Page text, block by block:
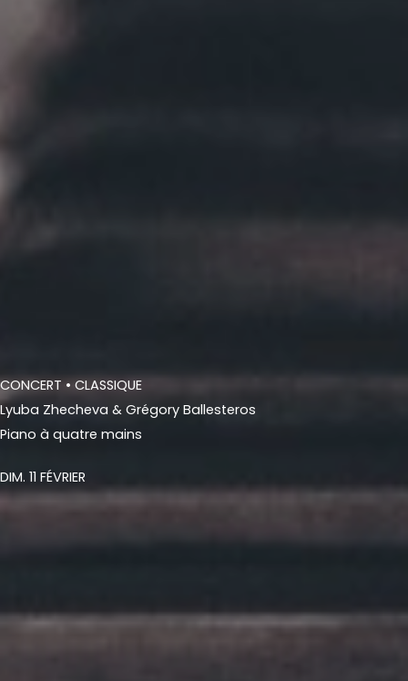
CONCERT • CLASSIQUE
Lyuba Zhecheva & Grégory Ballesteros
Piano à quatre mains
DIM. 11 FÉVRIER